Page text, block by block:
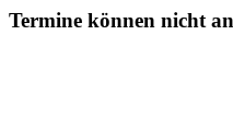
Termine können nicht